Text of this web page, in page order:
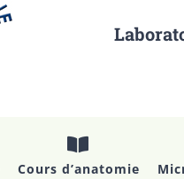
Cours d’anatomie